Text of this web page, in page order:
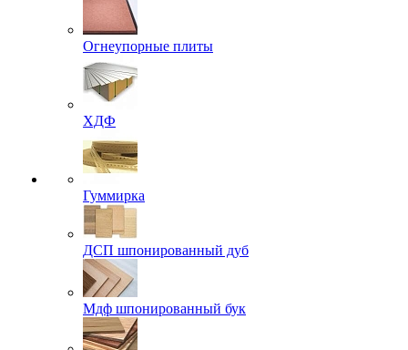
Огнеупорные плиты
ХДФ
Гуммирка
ДСП шпонированный дуб
Мдф шпонированный бук